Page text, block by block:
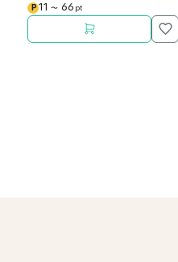
P 11 〜 66 pt